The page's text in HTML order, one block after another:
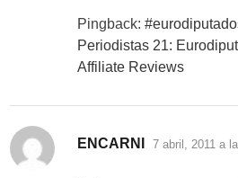
Pingback:
Periodistas 21:
Affiliate Reviews
ENCARNI dice:
7 abril, 2011 a